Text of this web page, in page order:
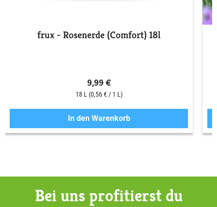
frux - Rosenerde (Comfort) 18l
9,99 €
18 L (0,56 € / 1 L)
In den Warenkorb
Bei uns profitierst du